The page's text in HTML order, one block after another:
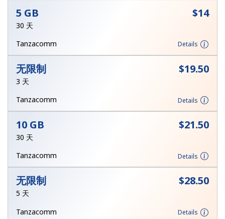
请保持联系，以便享受我们绝佳的优惠活动。
本人明白，在本网站开设账户，即代表本人同意这些条款。
登录或现在加入 →
5 GB ⁦$14⁩
30 天
Tanzacomm
Details
无限制 ⁦$19.50⁩
3 天
Tanzacomm
Details
10 GB ⁦$21.50⁩
30 天
Tanzacomm
Details
无限制 ⁦$28.50⁩
5 天
Tanzacomm
Details